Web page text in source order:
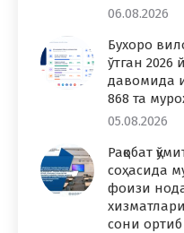
06.08.2026
Бухоро
ўтган
давомида
868 та
05.08.2026
Рақобат
соҳасида
фоизи
сони